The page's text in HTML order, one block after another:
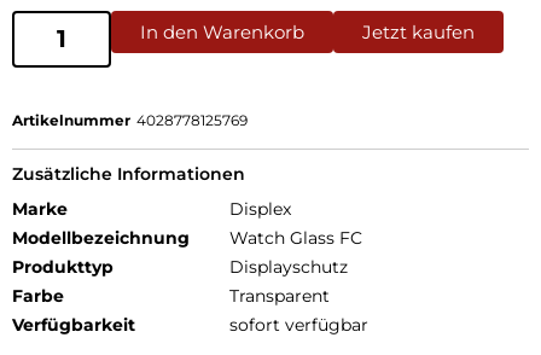
In den Warenkorb Jetzt kaufen
Artikelnummer 4028778125769
Zusätzliche Informationen
Marke
Displex
Modellbezeichnung
Watch Glass FC
Produkttyp
Displayschutz
Farbe
Transparent
Verfügbarkeit
sofort verfügbar